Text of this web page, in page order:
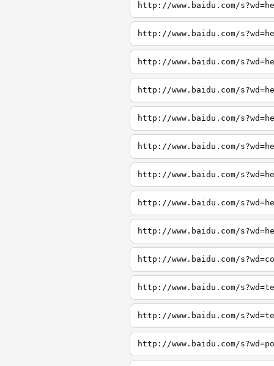
http://www.baidu.com/
http://www.baidu.com/
http://www.baidu.com/
http://www.baidu.com/
http://www.baidu.com/
http://www.baidu.com/
http://www.baidu.com/
http://www.baidu.com/
http://www.baidu.com/
http://www.baidu.com/
http://www.baidu.com/
http://www.baidu.com/
http://www.baidu.com/